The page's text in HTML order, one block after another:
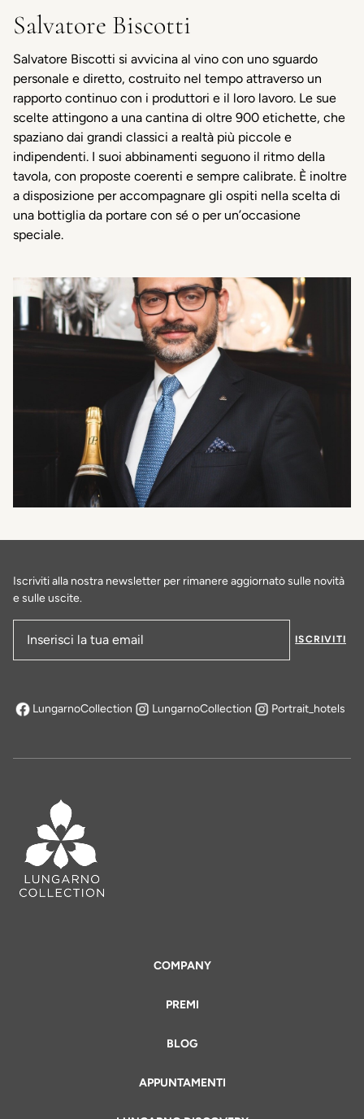
Salvatore Biscotti
Salvatore Biscotti si avvicina al vino con uno sguardo
personale e diretto, costruito nel tempo attraverso un
rapporto continuo con i produttori e il loro lavoro. Le sue
scelte attingono a una cantina di oltre 900 etichette, che
spaziano dai grandi classici a realtà più piccole e
indipendenti. I suoi abbinamenti seguono il ritmo della
tavola, con proposte coerenti e sempre calibrate. È inoltre
a disposizione per accompagnare gli ospiti nella scelta di
una bottiglia da portare con sé o per un’occasione
speciale.
COMPANY
PREMI
BLOG
APPUNTAMENTI
Iscriviti alla nostra newsletter per rimanere aggiornato sulle novità
e sulle uscite.
ISCRIVITI
LungarnoCollection
si apre in una nuova scheda
LungarnoCollection Portrait_hotels